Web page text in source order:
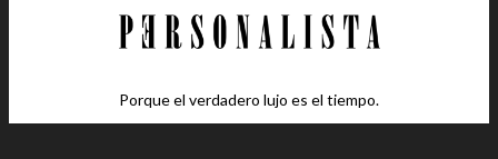
Porque el verdadero lujo es el tiempo.